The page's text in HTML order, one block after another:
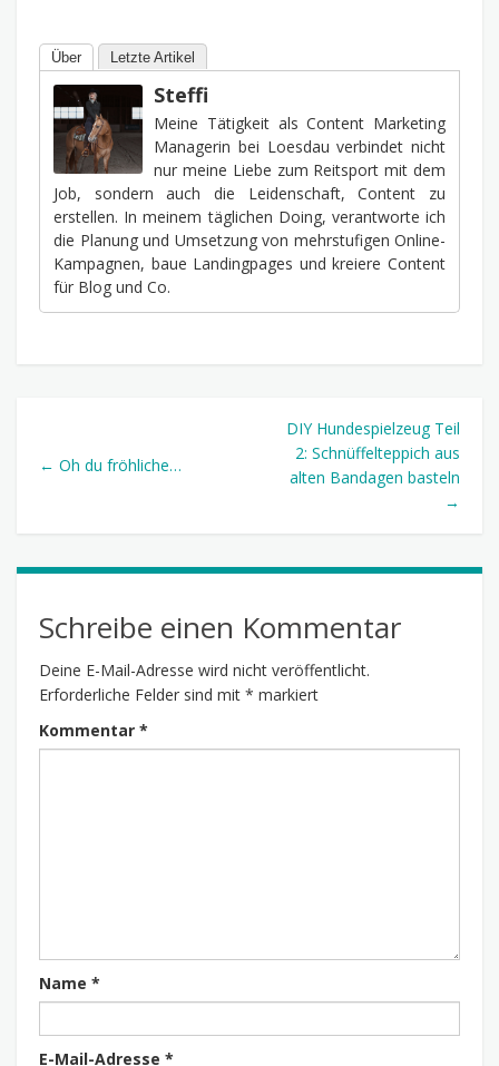
Über Letzte Artikel
Steffi
Meine Tätigkeit als Content Marketing
Managerin bei Loesdau verbindet nicht
nur meine Liebe zum Reitsport mit dem
Job, sondern auch die Leidenschaft, Content zu
erstellen. In meinem täglichen Doing, verantworte ich
die Planung und Umsetzung von mehrstufigen Online-
Kampagnen, baue Landingpages und kreiere Content
für Blog und Co.
← Oh du fröhliche…
DIY Hundespielzeug Teil
2: Schnüffelteppich aus
alten Bandagen basteln
→
Schreibe einen Kommentar
Deine E-Mail-Adresse wird nicht veröffentlicht.
Erforderliche Felder sind mit * markiert
Kommentar *
Name *
E-Mail-Adresse *